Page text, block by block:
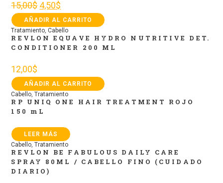
15,00$ 4,50$
AÑADIR AL CARRITO
Tratamiento,Cabello
REVLON EQUAVE HYDRO NUTRITIVE DET.
CONDITIONER 200 ML
12,00$
AÑADIR AL CARRITO
Cabello,Tratamiento
RP UNIQ ONE HAIR TREATMENT ROJO
150 mL
LEER MÁS
Cabello,Tratamiento
REVLON BE FABULOUS DAILY CARE
SPRAY 80ML / CABELLO FINO (CUIDADO
DIARIO)